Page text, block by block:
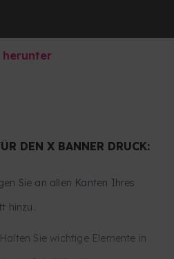
herunter
DEN X BANNER DRUCK:
Sie an allen Kanten Ihres
hinzu.
Sie wichtige Elemente in